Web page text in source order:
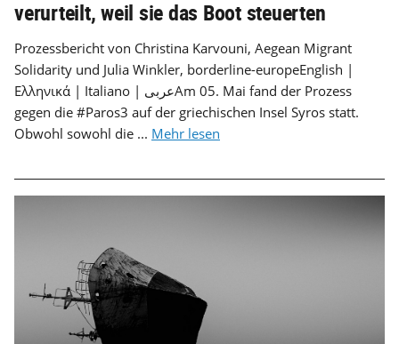
verurteilt, weil sie das Boot steuerten
Prozessbericht von Christina Karvouni, Aegean Migrant
Solidarity und Julia Winkler, borderline-europeEnglish |
Ελληνικά | Italiano | عربىAm 05. Mai fand der Prozess
gegen die #Paros3 auf der griechischen Insel Syros statt.
Obwohl sowohl die ... Mehr lesen